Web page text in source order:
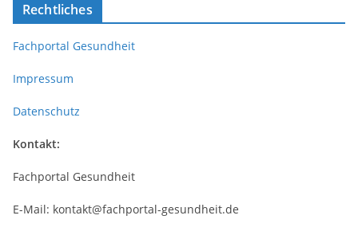
Rechtliches
Fachportal Gesundheit
Impressum
Datenschutz
Kontakt:
Fachportal Gesundheit
E-Mail: kontakt@fachportal-gesundheit.de